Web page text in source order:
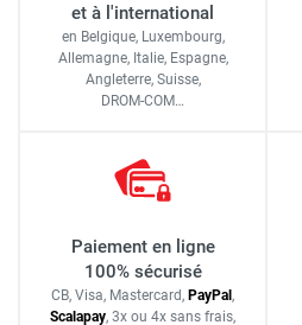
et à l'international
en Belgique, Luxembourg,
Allemagne, Italie, Espagne,
Angleterre, Suisse,
DROM-COM…
Paiement en ligne
100% sécurisé
CB, Visa, Mastercard, PayPal,
Scalapay, 3x ou 4x sans frais,